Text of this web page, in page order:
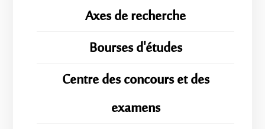
Axes de recherche
Bourses d'études
Centre des concours et des
examens